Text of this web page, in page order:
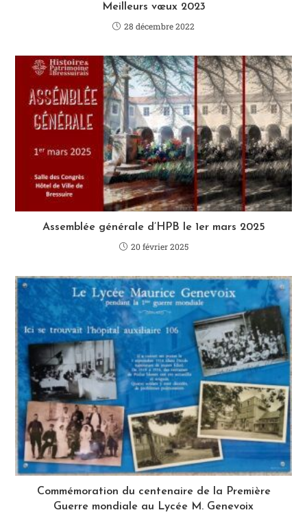
Meilleurs vœux 2023
28 décembre 2022
Assemblée générale d’HPB le 1er mars 2025
20 février 2025
Commémoration du centenaire de la Première
Guerre mondiale au Lycée M. Genevoix